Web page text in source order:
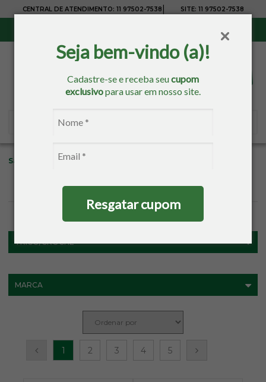
Seja bem-vindo (a)!
Cadastre-se e receba seucupom
exclusivopara usar em nosso site.
Resgatar cupom
CENTRAL DE ATENDIMENTO: 11 97502-7538 SITE: 11 97502-7538
Sacaria Tricô/Crochê
FILTROS
MARCA
TRICÔ/CROCHÊ
1 2 3 4 5